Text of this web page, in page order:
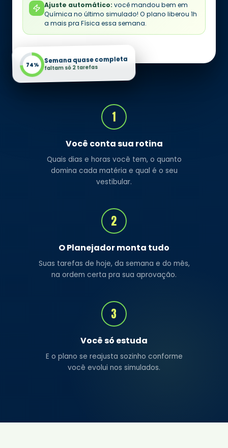
Ajuste automático: você mandou bem em
Química no último simulado! O plano liberou 1h
a mais pra Física essa semana.
74%
Semana quase completa
faltam só 2 tarefas
1
Você conta sua rotina
Quais dias e horas você tem, o quanto
domina cada matéria e qual é o seu
vestibular.
2
O Planejador monta tudo
Suas tarefas de hoje, da semana e do mês,
na ordem certa pra sua aprovação.
3
Você só estuda
E o plano se reajusta sozinho conforme
você evolui nos simulados.